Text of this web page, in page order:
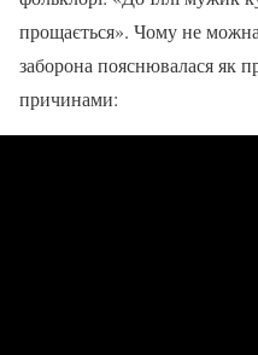
прощається». Чому не
заборона пояснювалася як
причинами: